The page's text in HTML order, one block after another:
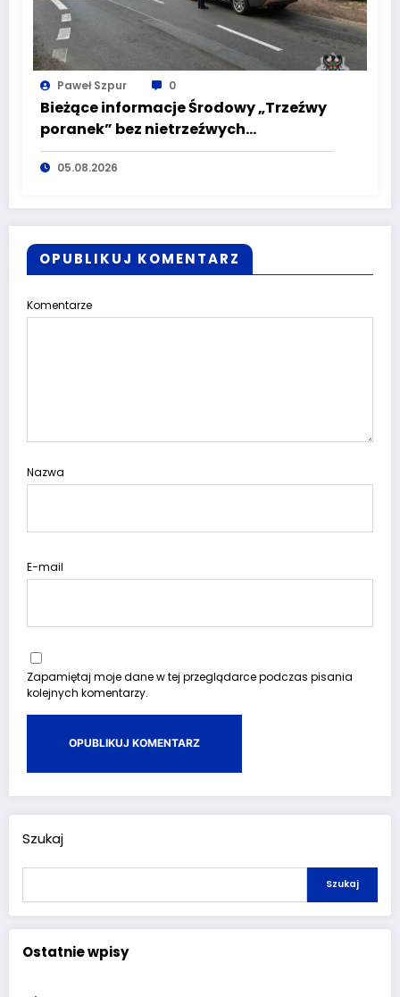
Paweł Szpur 0
Bieżące informacje Środowy „Trzeźwy
poranek” bez nietrzeźwych
kierujących! To cieszy!
05.08.2026
OPUBLIKUJ KOMENTARZ
Komentarze
Nazwa
E-mail
Zapamiętaj moje dane w tej przeglądarce podczas pisania
kolejnych komentarzy.
Szukaj
Szukaj
Ostatnie wpisy